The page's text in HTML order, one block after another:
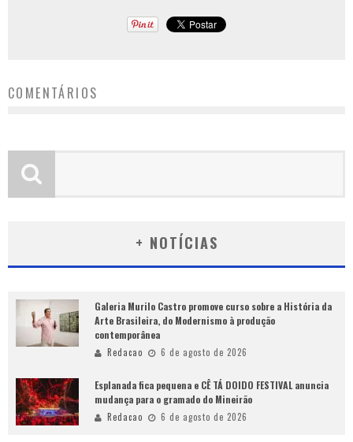
COMENTÁRIOS
+ NOTÍCIAS
Galeria Murilo Castro promove curso sobre a História da
Arte Brasileira, do Modernismo à produção
contemporânea
Redacao 6 de agosto de 2026
Esplanada fica pequena e CÊ TÁ DOIDO FESTIVAL anuncia
mudança para o gramado do Mineirão
Redacao 6 de agosto de 2026